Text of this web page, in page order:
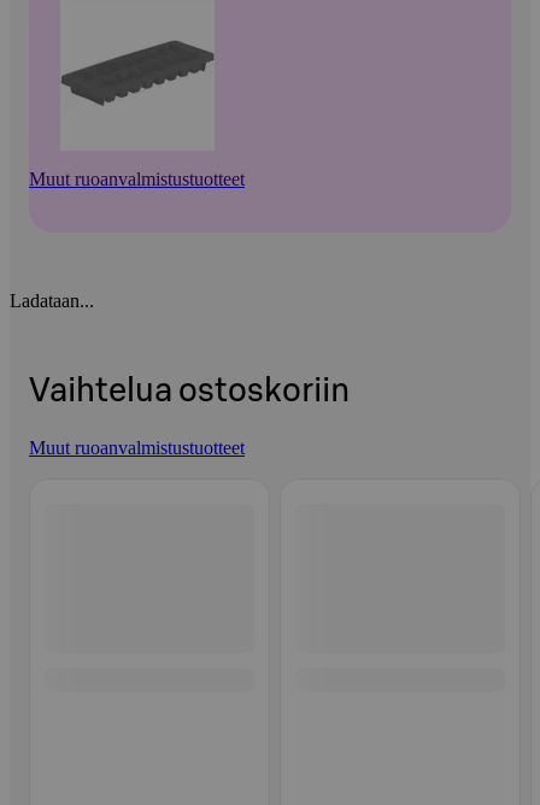
Muut ruoanvalmistustuotteet
Ladataan...
Vaihtelua ostoskoriin
Muut ruoanvalmistustuotteet